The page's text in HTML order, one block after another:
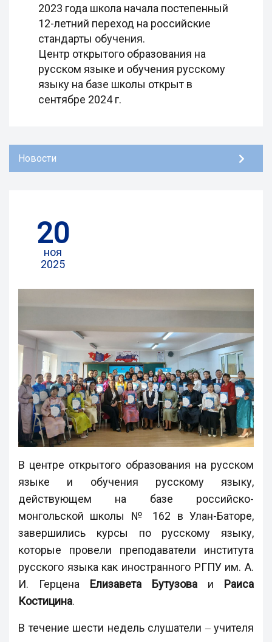
2023 года школа начала постепенный
12-летний переход на российские
стандарты обучения.
Центр открытого образования на
русском языке и обучения русскому
языку на базе школы открыт в
сентябре 2024 г.
Новости
20
ноя
2025
В центре открытого образования на русском
языке и обучения русскому языку,
действующем на базе российско-
монгольской школы № 162 в Улан-Баторе,
завершились курсы по русскому языку,
которые провели преподаватели института
русского языка как иностранного РГПУ им. А.
И. Герцена Елизавета Бутузова и Раиса
Костицина.
В течение шести недель слушатели ‒ учителя